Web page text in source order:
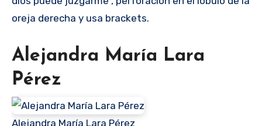
oreja derecha y usa brackets.
Alejandra María Lara
Pérez
Alejandra María Lara Pérez